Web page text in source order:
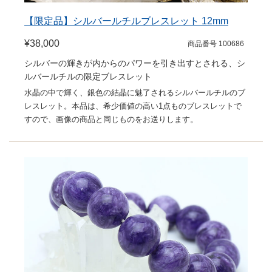
【限定品】シルバールチルブレスレット 12mm
¥38,000 商品番号 100686
シルバーの輝きが内からのパワーを引き出すとされる、シ
ルバールチルの限定ブレスレット
水晶の中で輝く、銀色の結晶に魅了されるシルバールチルのブ
レスレット。本品は、希少価値の高い1点ものブレスレットで
すので、画像の商品と同じものをお送りします。